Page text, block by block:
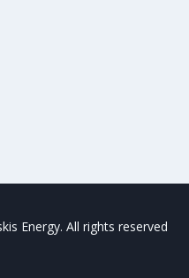
Energy. All rights reserved